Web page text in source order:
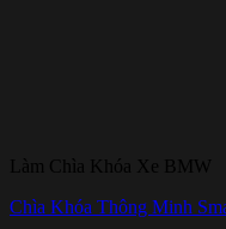
Làm Chìa Khóa Xe BMW
Chìa Khóa Thông Minh